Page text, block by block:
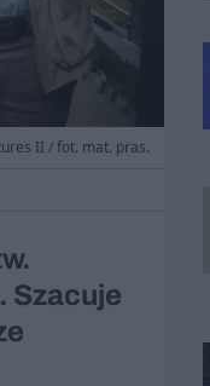
II / fot. mat. pras.
Szacuje